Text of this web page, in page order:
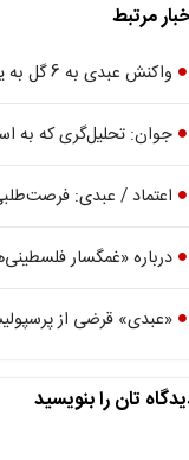
مرتبط
واکنش عبدی به 6 گل به یمن
جوان: تحلیل‌گری که به
اعتماد / عبدی:
درباره «غمگسار
«عبدی» قرضی از
تان را بنویسید